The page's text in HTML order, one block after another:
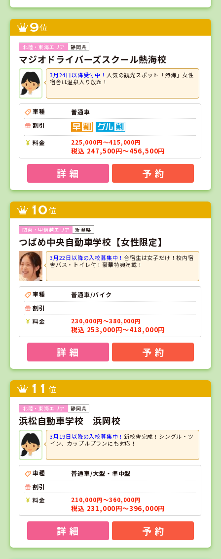
9位
静岡県
マジオドライバーズスクール熱海校
3月24日以降受付中！ 人気の観光スポット「熱海」女性
宿舎は温泉入り放題！
車種
普通車
割引
料金 225,000円～415,000円
税込 247,500円～456,500円
詳 細 予 約
10位
新潟県
つばめ中央自動車学校【女性限定】
3月22日以降の入校募集中！合宿生は女子だけ！校内宿
舎バス・トイレ付！豪華特典満載！
車種
普通車/バイク
割引
料金
230,000円～380,000円
税込 253,000円～418,000円
詳 細 予 約
11 位
静岡県
浜松自動車学校 浜岡校
3月19日以降の入校募集中！新校舎完成！シングル・ツ
イン、カップルプランにも対応！
車種
普通車/大型・準中型
割引
料金
210,000円～360,000円
税込 231,000円～396,000円
詳 細 予 約